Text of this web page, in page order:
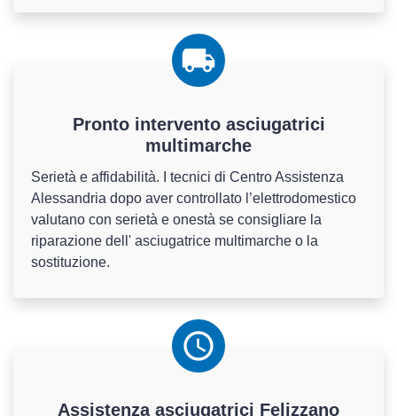
Pronto intervento asciugatrici
multimarche
Serietà e affidabilità. I tecnici di Centro Assistenza
Alessandria dopo aver controllato l’elettrodomestico
valutano con serietà e onestà se consigliare la
riparazione dell' asciugatrice multimarche o la
sostituzione.
Assistenza asciugatrici Felizzano